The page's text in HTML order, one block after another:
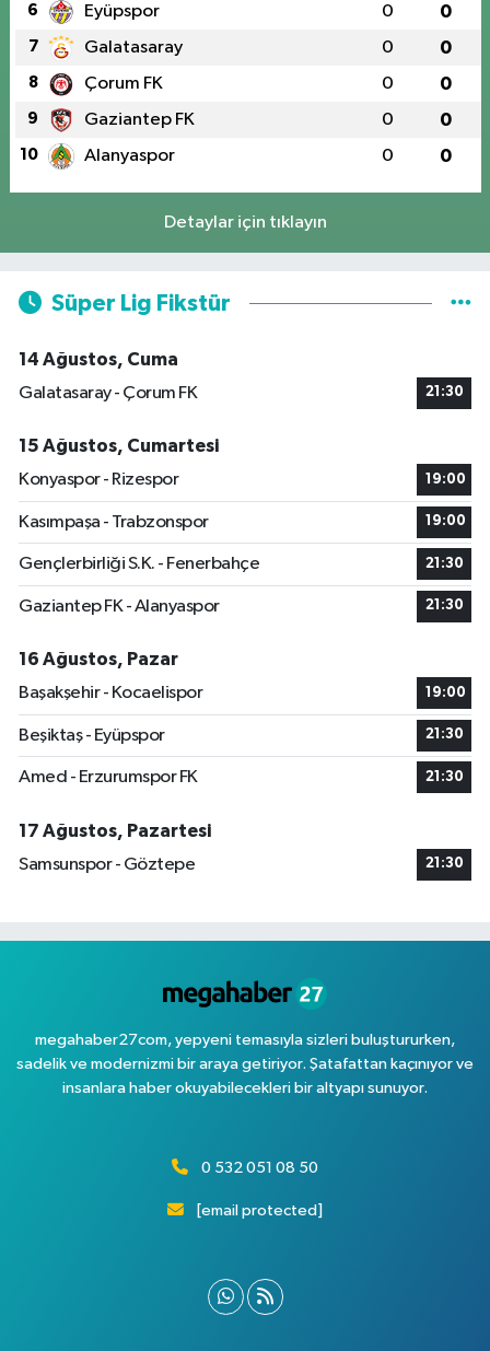
6 Eyüpspor 0 0
7 Galatasaray 0 0
8 Çorum FK 0 0
9 Gaziantep FK 0 0
10 Alanyaspor 0 0
Detaylar için tıklayın
Süper Lig Fikstür
14 Ağustos, Cuma
Galatasaray - Çorum FK
21:30
15 Ağustos, Cumartesi
Konyaspor - Rizespor
19:00
Kasımpaşa - Trabzonspor 19:00
Gençlerbirliği S.K. - Fenerbahçe 21:30
Gaziantep FK - Alanyaspor 21:30
16 Ağustos, Pazar
Başakşehir - Kocaelispor
19:00
Beşiktaş - Eyüpspor 21:30
Amed - Erzurumspor FK 21:30
17 Ağustos, Pazartesi
Samsunspor - Göztepe
21:30
megahaber27com, yepyeni temasıyla sizleri buluştururken,
sadelik ve modernizmi bir araya getiriyor. Şatafattan kaçınıyor ve
insanlara haber okuyabilecekleri bir altyapı sunuyor.
0 532 051 08 50
[email protected]